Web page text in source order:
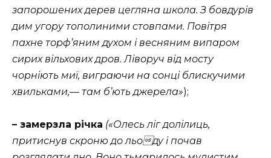
запорошених дерев цегляна школа. З бовдурів
дим угору тополиними стовпами. Повітря
пахне торф’яним духом і весняним випаром
сирих вільхових дров. Ліворуч від мосту
чорніють миї, виграючи на сонці блискучими
хвильками,— там б’ють джерела»);
– замерзла річка («Олесь ліг долілиць,
притиснув скроню до льоду і почав